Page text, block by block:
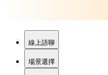
線上語聊
場景選擇